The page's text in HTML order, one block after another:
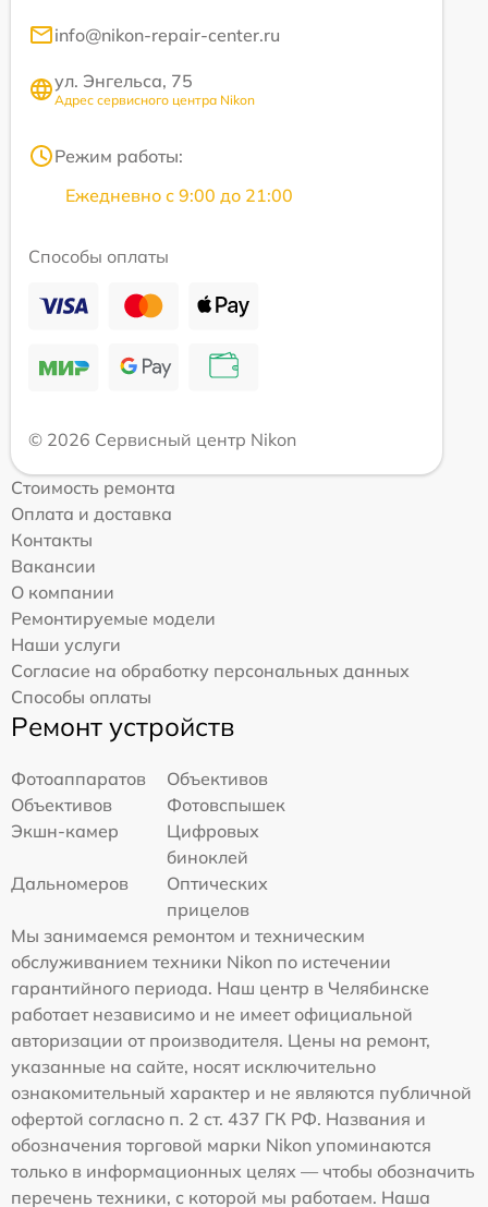
info@nikon-repair-center.ru
ул. Энгельса, 75
Адрес сервисного центра Nikon
Режим работы:
Ежедневно с 9:00 до 21:00
Способы оплаты
© 2026 Сервисный центр Nikon
Стоимость ремонта
Оплата и доставка
Контакты
Вакансии
О компании
Ремонтируемые модели
Наши услуги
Согласие на обработку персональных данных
Способы оплаты
Ремонт устройств
Фотоаппаратов
Объективов
Объективов
Фотовспышек
Экшн-камер
Цифровых
биноклей
Дальномеров
Оптических
прицелов
Мы занимаемся ремонтом и техническим
обслуживанием техники Nikon по истечении
гарантийного периода. Наш центр в Челябинске
работает независимо и не имеет официальной
авторизации от производителя. Цены на ремонт,
указанные на сайте, носят исключительно
ознакомительный характер и не являются публичной
офертой согласно п. 2 ст. 437 ГК РФ. Названия и
обозначения торговой марки Nikon упоминаются
только в информационных целях — чтобы обозначить
перечень техники, с которой мы работаем. Наша